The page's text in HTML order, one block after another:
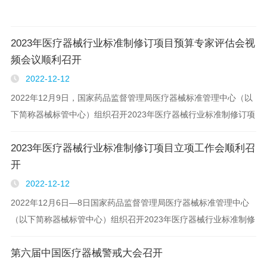
2023年医疗器械行业标准制修订项目预算专家评估会视
频会议顺利召开
2022-12-12
2022年12月9日，国家药品监督管理局医疗器械标准管理中心（以
下简称器械标管中心）组织召开2023年医疗器械行业标准制修订项
标准化（分）技术委员会和技术归口单位（以下简..
2023年医疗器械行业标准制修订项目立项工作会顺利召
开
2022-12-12
2022年12月6日—8日国家药品监督管理局医疗器械标准管理中心
（以下简称器械标管中心）组织召开2023年医疗器械行业标准制修
司副司长张华、中国食品药品检定研究院副院长（..
第六届中国医疗器械警戒大会召开